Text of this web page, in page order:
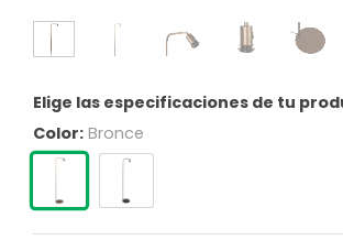
Elige las especificaciones de tu
Color: Bronce